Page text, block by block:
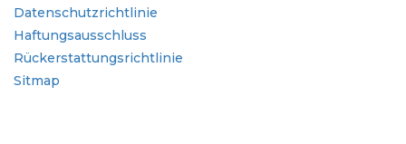
Datenschutzrichtlinie
Haftungsausschluss
Rückerstattungsrichtlinie
Sitmap